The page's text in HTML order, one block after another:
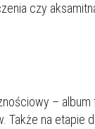
czy
– album
Także na etapie